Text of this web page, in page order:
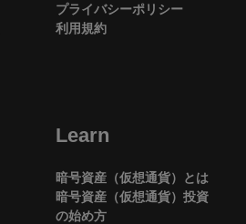
プライバシーポリシー
利用規約
Learn
暗号資産（仮想通貨）とは
暗号資産（仮想通貨）投資
の始め方